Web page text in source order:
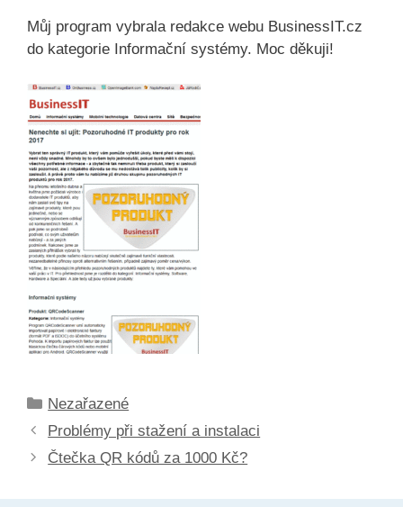
Můj program vybrala redakce webu BusinessIT.cz
do kategorie Informační systémy. Moc děkuji!
Rubriky
Nezařazené
Problémy při stažení a instalaci
Čtečka QR kódů za 1000 Kč?